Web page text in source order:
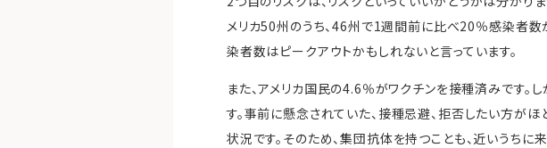
メリカ50州のうち、46州で1週間前に比べ20％感染者数
染者数はピークアウトかもしれないと言っています。
また、アメリカ国民の4.6％がワクチンを接種済みです。
す。事前に懸念されていた、接種忌避、拒否したい方が
状況です。そのため、集団抗体を持つことも、近いうちに